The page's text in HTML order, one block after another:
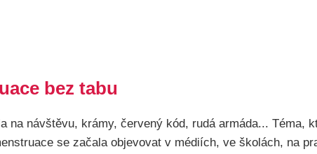
bez tabu
na návštěvu, krámy, červený kód, rudá armáda... Téma,
se začala objevovat v médiích, ve školách, na